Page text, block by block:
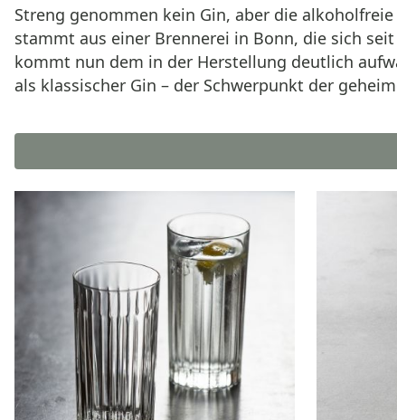
Streng genommen kein Gin, aber die
stammt aus einer Brennerei in Bonn, die sich
kommt nun dem in der Herstellung deutlich
als klassischer Gin – der Schwerpunkt der